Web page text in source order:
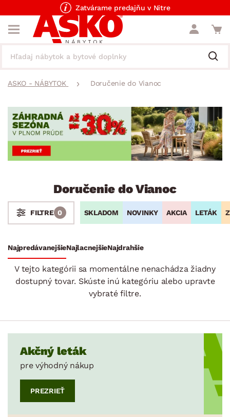
Zatvárame predajňu v Nitre
ASKO - NÁBYTOK Doručenie do Vianoc
Doručenie do Vianoc
SKLADOVOSŤ
SKLADOM NOVINKY AKCIA LETÁK
FILTRE 0
NajpredávanejšieNajlacnejšieNajdrahšie
V tejto kategórii sa momentálne nenachádza žiadny
dostupný tovar. Skúste inú kategóriu alebo upravte
vybraté filtre.
Akčný leták
pre výhodný nákup
PREZRIEŤ